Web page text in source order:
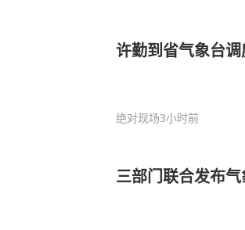
许勤到省气象台
绝对现场3小时前
三部门联合发布